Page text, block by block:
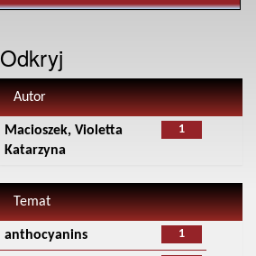
Odkryj
Autor
1
Macioszek, Violetta
Katarzyna
Temat
1
anthocyanins